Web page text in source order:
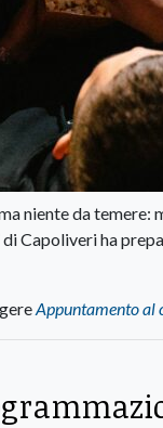
niente da temere:
Capoliveri ha
Appuntamento al